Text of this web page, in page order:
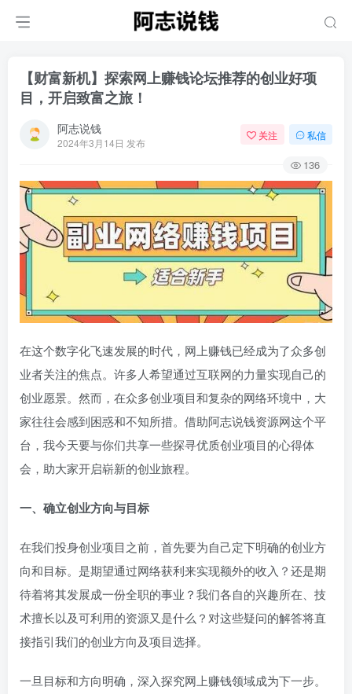
【财富新机】探索网上赚钱论坛推荐的创业好项
目，开启致富之旅！
阿志说钱
2024年3月14日 发布
关注 私信
136
在这个数字化飞速发展的时代，网上赚钱已经成为了众多创
业者关注的焦点。许多人希望通过互联网的力量实现自己的
创业愿景。然而，在众多创业项目和复杂的网络环境中，大
家往往会感到困惑和不知所措。借助阿志说钱资源网这个平
台，我今天要与你们共享一些探寻优质创业项目的心得体
会，助大家开启崭新的创业旅程。
一、确立创业方向与目标
在我们投身创业项目之前，首先要为自己定下明确的创业方
向和目标。是期望通过网络获利来实现额外的收入？还是期
待着将其发展成一份全职的事业？我们各自的兴趣所在、技
术擅长以及可利用的资源又是什么？对这些疑问的解答将直
接指引我们的创业方向及项目选择。
一旦目标和方向明确，深入探究网上赚钱领域成为下一步。